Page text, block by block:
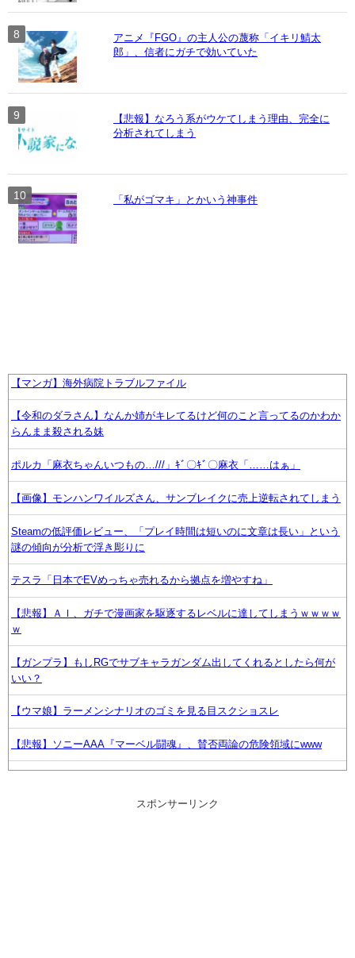
アニメ『FGO』の主人公の蔑称「イキリ鯖太
郎」、信者にガチで効いていた
【悲報】なろう系がウケてしまう理由、完全に
分析されてしまう
「私がゴマキ」とかいう神事件
【マンガ】海外病院トラブルファイル
【令和のダラさん】なんか姉がキレてるけど何のこと言ってるのかわか
らんまま殺される妹
ポルカ「麻衣ちゃんいつもの…///」ｷﾞ〇ｷﾞ〇麻衣「……はぁ」
【画像】モンハンワイルズさん、サンブレイクに売上逆転されてしまう
Steamの低評価レビュー、「プレイ時間は短いのに文章は長い」という
謎の傾向が分析で浮き彫りに
テスラ「日本でEVめっちゃ売れるから拠点を増やすね」
【悲報】ＡＩ、ガチで漫画家を駆逐するレベルに達してしまうｗｗｗｗ
ｗ
【ガンプラ】もしRGでサブキャラガンダム出してくれるとしたら何が
いい？
【ウマ娘】ラーメンシナリオのゴミを見る目スクショスレ
【悲報】ソニーAAA『マーベル闘魂』、賛否両論の危険領域にwww
【悲報】ソニーAAA『マーベル闘魂』、賛否両論の危険領域にｗｗｗｗ
スポンサーリンク